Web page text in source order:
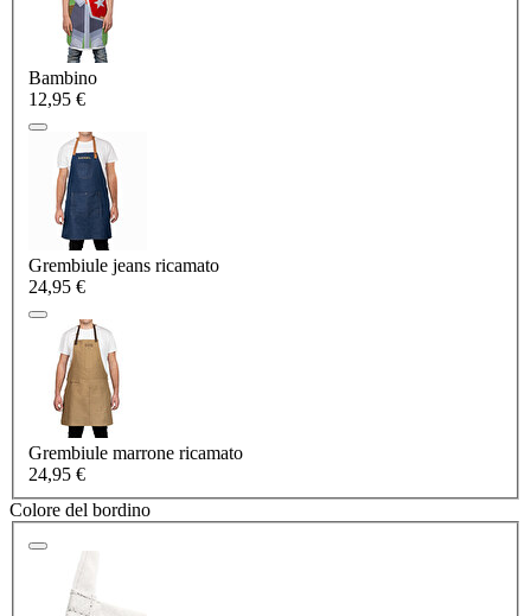
Bambino
12,95 €
Grembiule jeans ricamato
24,95 €
Grembiule marrone ricamato
24,95 €
Colore del bordino